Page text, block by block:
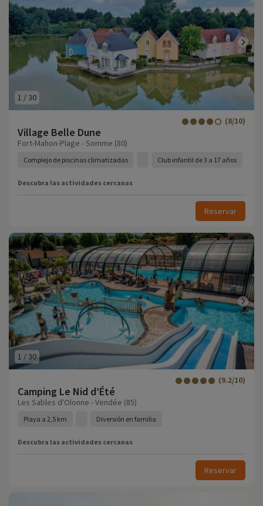
1 /30
Village Belle Dune
(8/10)
Fort-Mahon-Plage - Somme (80)
Complejo de piscinas climatizadas Club infantil de 3 a 17 años
Descubra las actividades cercanas
Reservar
1 /30
Camping Le Nid d’Été
(9.2/10)
Les Sables d'Olonne - Vendée (85)
Playa a 2,5 km Diversión en familia
Descubra las actividades cercanas
Reservar